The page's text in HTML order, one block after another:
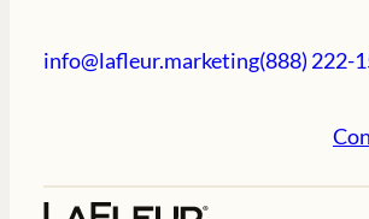
info@lafleur.marketing(888) 222-